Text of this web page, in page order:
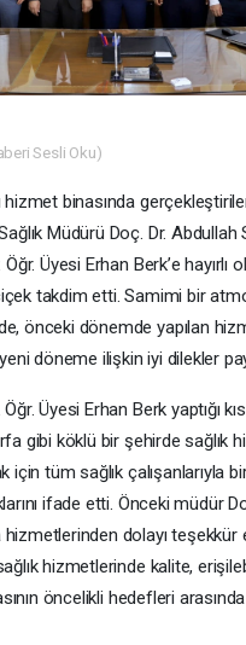
Sesli Oku)
hizmet binasında
Müdürü Doç. Dr. Abdullah
Üyesi Erhan Berk’e hayırlı
takdim etti. Samimi bir
önceki dönemde yapılan
döneme ilişkin iyi dilekler
Üyesi Erhan Berk yaptığı
gibi köklü bir şehirde sağlık
için tüm sağlık çalışanlarıyla
ifade etti. Önceki müdür
dolayı teşekkür
hizmetlerinde kalite,
öncelikli hedefleri